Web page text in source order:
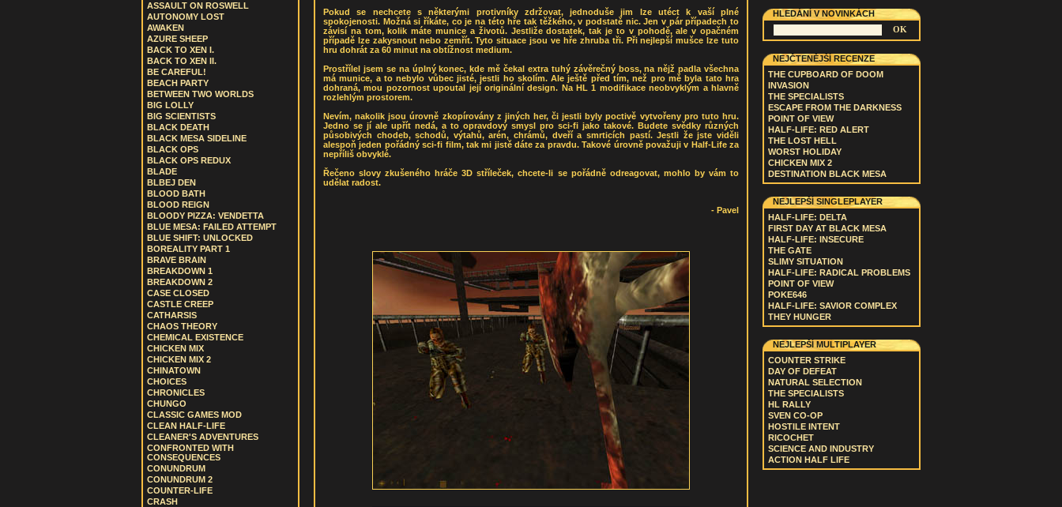
ASSAULT ON ROSWELL
AUTONOMY LOST
AWAKEN
AZURE SHEEP
BACK TO XEN I.
BACK TO XEN II.
BE CAREFUL!
BEACH PARTY
BETWEEN TWO WORLDS
BIG LOLLY
BIG SCIENTISTS
BLACK DEATH
BLACK MESA SIDELINE
BLACK OPS
BLACK OPS REDUX
BLADE
BLBEJ DEN
BLOOD BATH
BLOOD REIGN
BLOODY PIZZA: VENDETTA
BLUE MESA: FAILED ATTEMPT
BLUE SHIFT: UNLOCKED
BOREALITY PART 1
BRAVE BRAIN
BREAKDOWN 1
BREAKDOWN 2
CASE CLOSED
CASTLE CREEP
CATHARSIS
CHAOS THEORY
CHEMICAL EXISTENCE
CHICKEN MIX
CHICKEN MIX 2
CHINATOWN
CHOICES
CHRONICLES
CHUNGO
CLASSIC GAMES MOD
CLEAN HALF-LIFE
CLEANER'S ADVENTURES
CONFRONTED WITH
CONSEQUENCES
CONUNDRUM
CONUNDRUM 2
COUNTER-LIFE
CRASH
Pokud se nechcete s některými protivníky zdržovat, jednoduše jim lze utéct k vaší plné
spokojenosti. Možná si říkáte, co je na této hře tak těžkého, v podstatě nic. Jen v pár případech to
závisí na tom, kolik máte munice a životů. Jestliže dostatek, tak je to v pohodě, ale v opačném
případě lze zakysnout nebo zemřít. Tyto situace jsou ve hře zhruba tři. Při nejlepší mušce lze tuto
hru dohrát za 60 minut na obtížnost medium.
Prostřílel jsem se na úplný konec, kde mě čekal extra tuhý závěrečný boss, na nějž padla všechna
má munice, a to nebylo vůbec jisté, jestli ho skolím. Ale ještě před tím, než pro mě byla tato hra
dohraná, mou pozornost upoutal její originální design. Na HL 1 modifikace neobvyklým a hlavně
rozlehlým prostorem.
Nevím, nakolik jsou úrovně zkopírovány z jiných her, či jestli byly poctivě vytvořeny pro tuto hru.
Jedno se jí ale upřít nedá, a to opravdový smysl pro sci-fi jako takové. Budete svědky různých
působivých chodeb, schodů, výtahů, arén, chrámů, dveří a smrticích pastí. Jestli že jste viděli
alespoň jeden pořádný sci-fi film, tak mi jistě dáte za pravdu. Takové úrovně považuji v Half-Life za
nepříliš obvyklé.
Řečeno slovy zkušeného hráče 3D stříleček, chcete-li se pořádně odreagovat, mohlo by vám to
udělat radost.
- Pavel
HLEDÁNÍ V NOVINKÁCH
NEJČTENĚJŠÍ RECENZE
THE CUPBOARD OF DOOM
INVASION
THE SPECIALISTS
ESCAPE FROM THE DARKNESS
POINT OF VIEW
HALF-LIFE: RED ALERT
THE LOST HELL
WORST HOLIDAY
CHICKEN MIX 2
DESTINATION BLACK MESA
NEJLEPŠÍ SINGLEPLAYER
HALF-LIFE: DELTA
FIRST DAY AT BLACK MESA
HALF-LIFE: INSECURE
THE GATE
SLIMY SITUATION
HALF-LIFE: RADICAL PROBLEMS
POINT OF VIEW
POKE646
HALF-LIFE: SAVIOR COMPLEX
THEY HUNGER
NEJLEPŠÍ MULTIPLAYER
COUNTER STRIKE
DAY OF DEFEAT
NATURAL SELECTION
THE SPECIALISTS
HL RALLY
SVEN CO-OP
HOSTILE INTENT
RICOCHET
SCIENCE AND INDUSTRY
ACTION HALF LIFE